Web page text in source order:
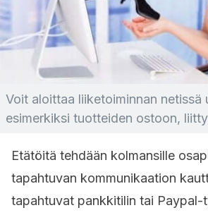
Voit aloittaa liiketoiminnan netissä
esimerkiksi tuotteiden ostoon,
Etätöitä tehdään kolmansille
tapahtuvan kommunikaation
tapahtuvat pankkitilin tai Paypal-